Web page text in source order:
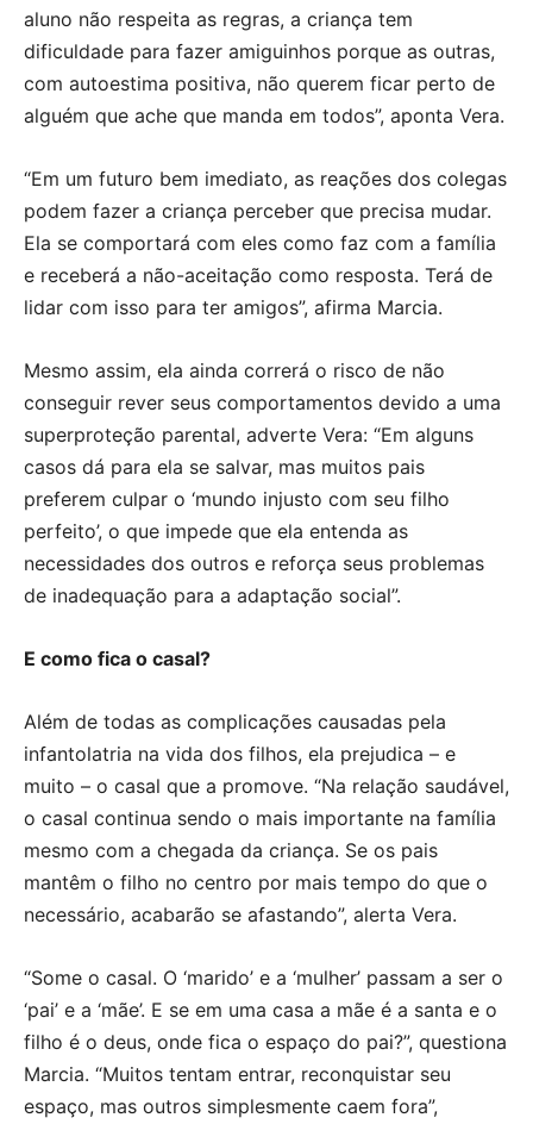
aluno não respeita as regras, a criança tem
dificuldade para fazer amiguinhos porque as outras,
com autoestima positiva, não querem ficar perto de
alguém que ache que manda em todos”, aponta Vera.
“Em um futuro bem imediato, as reações dos colegas
podem fazer a criança perceber que precisa mudar.
Ela se comportará com eles como faz com a família
e receberá a não-aceitação como resposta. Terá de
lidar com isso para ter amigos”, afirma Marcia.
Mesmo assim, ela ainda correrá o risco de não
conseguir rever seus comportamentos devido a uma
superproteção parental, adverte Vera: “Em alguns
casos dá para ela se salvar, mas muitos pais
preferem culpar o ‘mundo injusto com seu filho
perfeito’, o que impede que ela entenda as
necessidades dos outros e reforça seus problemas
de inadequação para a adaptação social”.
E como fica o casal?
Além de todas as complicações causadas pela
infantolatria na vida dos filhos, ela prejudica – e
muito – o casal que a promove. “Na relação saudável,
o casal continua sendo o mais importante na família
mesmo com a chegada da criança. Se os pais
mantêm o filho no centro por mais tempo do que o
necessário, acabarão se afastando”, alerta Vera.
“Some o casal. O ‘marido’ e a ‘mulher’ passam a ser o
‘pai’ e a ‘mãe’. E se em uma casa a mãe é a santa e o
filho é o deus, onde fica o espaço do pai?”, questiona
Marcia. “Muitos tentam entrar, reconquistar seu
espaço, mas outros simplesmente caem fora”,